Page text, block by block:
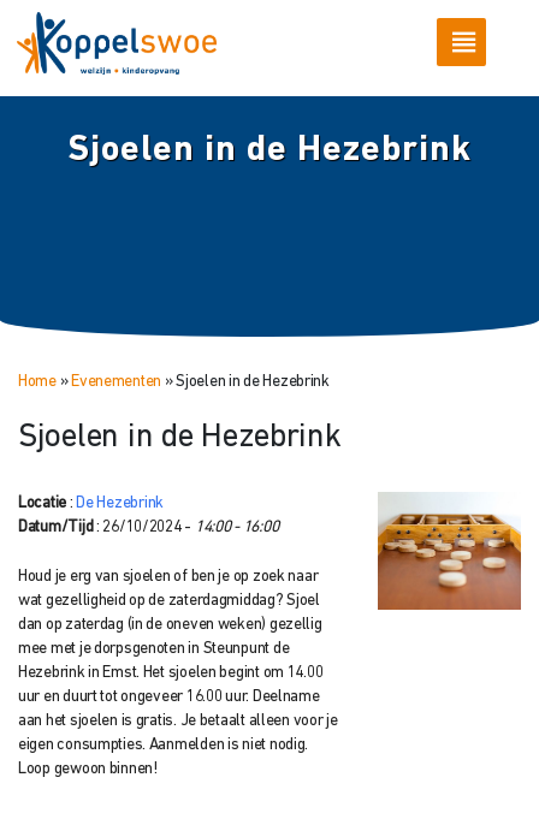
Sjoelen in de Hezebrink
Home» Evenementen »Sjoelen in de Hezebrink
Sjoelen in de Hezebrink
Locatie : De Hezebrink
Datum/Tijd : 26/10/2024 - 14:00 - 16:00
Houd je erg van sjoelen of ben je op zoek naar
wat gezelligheid op de zaterdagmiddag? Sjoel
dan op zaterdag (in de oneven weken) gezellig
mee met je dorpsgenoten in Steunpunt de
Hezebrink in Emst. Het sjoelen begint om 14.00
uur en duurt tot ongeveer 16.00 uur. Deelname
aan het sjoelen is gratis. Je betaalt alleen voor je
eigen consumpties. Aanmelden is niet nodig.
Loop gewoon binnen!